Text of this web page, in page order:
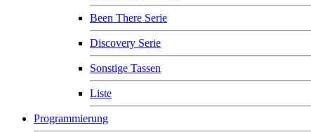
Been There Serie
Discovery Serie
Sonstige Tassen
Liste
Programmierung